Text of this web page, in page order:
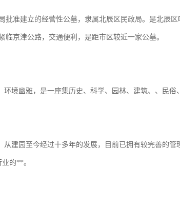
批准建立的经营性公墓，隶属北辰区民政局。是北辰
京津公路，交通便利，是距市区较近一家公墓。
幽雅，是一座集历史、科学、园林、建筑、、民俗
园至今经过十多年的发展，目前已拥有较完善的管
的**。